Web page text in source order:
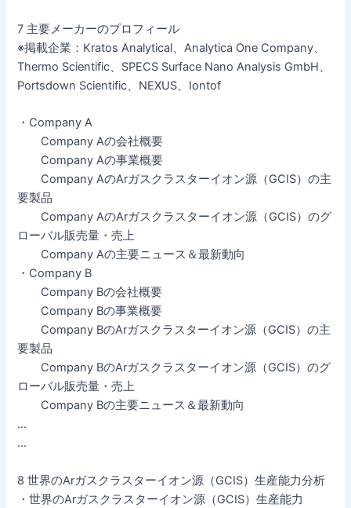
7 主要メーカーのプロフィール
※掲載企業：Kratos Analytical、Analytica One Company、
Thermo Scientific、SPECS Surface Nano Analysis GmbH、
Portsdown Scientific、NEXUS、Iontof
・Company A
Company Aの会社概要
Company Aの事業概要
Company AのArガスクラスターイオン源（GCIS）の主
要製品
Company AのArガスクラスターイオン源（GCIS）のグ
ローバル販売量・売上
Company Aの主要ニュース＆最新動向
・Company B
Company Bの会社概要
Company Bの事業概要
Company BのArガスクラスターイオン源（GCIS）の主
要製品
Company BのArガスクラスターイオン源（GCIS）のグ
ローバル販売量・売上
Company Bの主要ニュース＆最新動向
…
…
8 世界のArガスクラスターイオン源（GCIS）生産能力分析
・世界のArガスクラスターイオン源（GCIS）生産能力